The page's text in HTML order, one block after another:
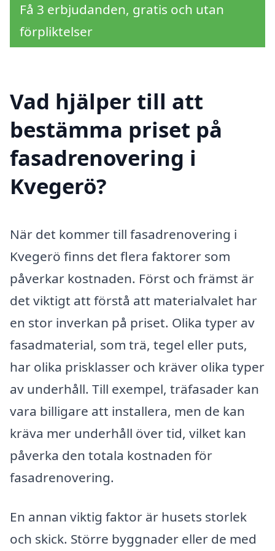
Få 3 erbjudanden, gratis och utan
förpliktelser
Vad hjälper till att
bestämma priset på
fasadrenovering i
Kvegerö?
När det kommer till fasadrenovering i
Kvegerö finns det flera faktorer som
påverkar kostnaden. Först och främst är
det viktigt att förstå att materialvalet har
en stor inverkan på priset. Olika typer av
fasadmaterial, som trä, tegel eller puts,
har olika prisklasser och kräver olika typer
av underhåll. Till exempel, träfasader kan
vara billigare att installera, men de kan
kräva mer underhåll över tid, vilket kan
påverka den totala kostnaden för
fasadrenovering.
En annan viktig faktor är husets storlek
och skick. Större byggnader eller de med